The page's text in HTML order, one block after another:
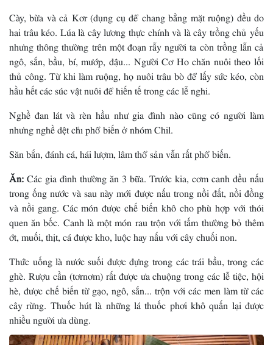
Cày, bừa và cả Kơr (dụng cụ để chang bằng mặt ruộng) đều do
hai trâu kéo. Lúa là cây lương thực chính và là cây trồng chủ yếu
nhưng thông thường trên một đoạn rẫy người ta còn trồng lẫn cả
ngô, sắn, bầu, bí, mướp, đậu... Người Cơ Ho chăn nuôi theo lối
thủ công. Từ khi làm ruộng, họ nuôi trâu bò để lấy sức kéo, còn
hầu hết các súc vật nuôi để hiến tế trong các lễ nghi.
Nghề đan lát và rèn hầu như gia đình nào cũng có người làm
nhưng nghề dệt chỉ phổ biến ở nhóm Chil.
Săn bắn, đánh cá, hái lượm, lâm thổ sản vẫn rất phổ biến.
Ăn:Các gia đình thường ăn 3 bữa. Trước kia, cơm canh đều nấu
trong ống nước và sau này mới được nấu trong nồi đất, nồi đồng
và nồi gang. Các món được chế biến khô cho phù hợp với thói
quen ăn bốc. Canh là một món rau trộn với tấm thường bỏ thêm
ớt, muối, thịt, cá được kho, luộc hay nấu với cây chuối non.
Thức uống là nước suối được đựng trong các trái bầu, trong các
ghè. Rượu cần (tơrnơm) rất được ưa chuộng trong các lễ tiệc, hội
hè, được chế biến từ gạo, ngô, sắn... trộn với các men làm từ các
cây rừng. Thuốc hút là những lá thuốc phơi khô quấn lại được
nhiều người ưa dùng.